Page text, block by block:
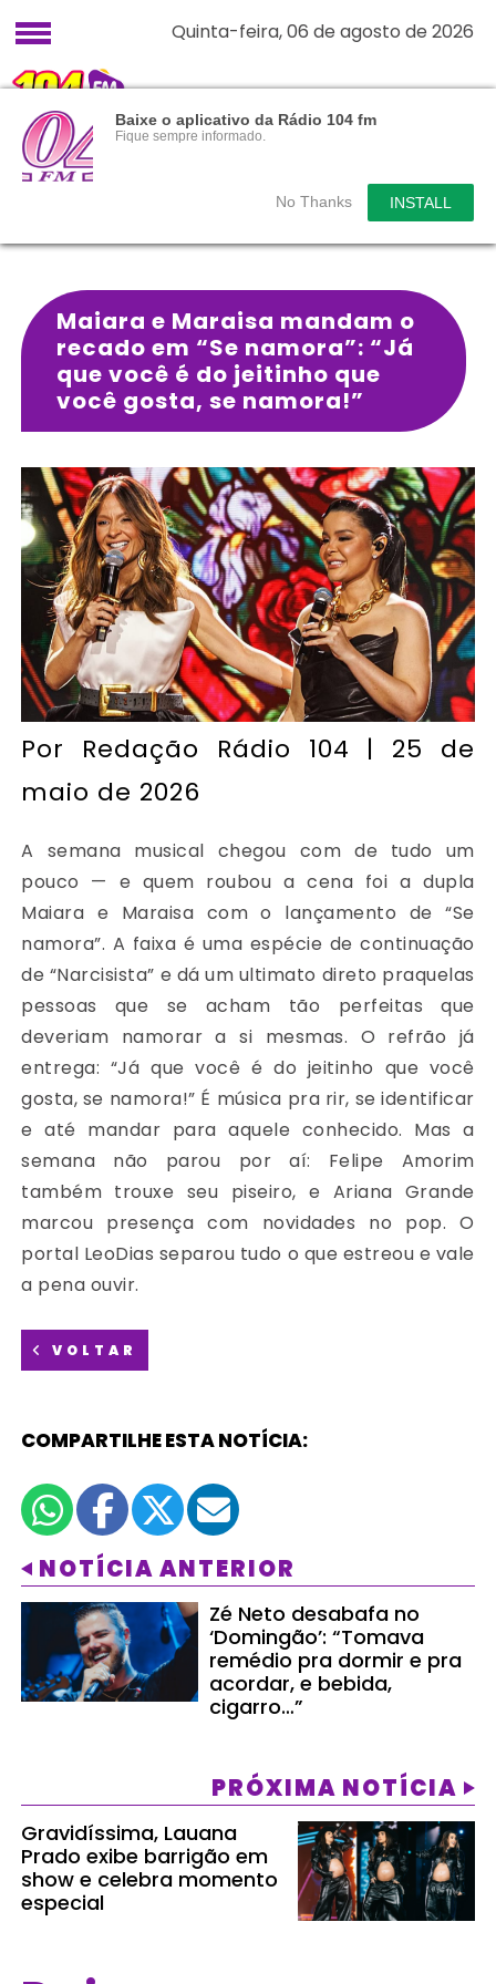
Baixe o aplicativo da Rádio 104 fm
Fique sempre informado.
No Thanks INSTALL
Quinta-feira, 06 de agosto de 2026
Maiara e Maraisa mandam o
recado em “Se namora”: “Já
que você é do jeitinho que
você gosta, se namora!”
Por Redação Rádio 104 | 25 de
maio de 2026
A semana musical chegou com de tudo um
pouco — e quem roubou a cena foi a dupla
Maiara e Maraisa com o lançamento de “Se
namora”. A faixa é uma espécie de continuação
de “Narcisista” e dá um ultimato direto praquelas
pessoas que se acham tão perfeitas que
deveriam namorar a si mesmas. O refrão já
entrega: “Já que você é do jeitinho que você
gosta, se namora!” É música pra rir, se identificar
e até mandar para aquele conhecido. Mas a
semana não parou por aí: Felipe Amorim
também trouxe seu piseiro, e Ariana Grande
marcou presença com novidades no pop. O
portal LeoDias separou tudo o que estreou e vale
a pena ouvir.
VOLTAR
COMPARTILHE ESTA NOTÍCIA:
NOTÍCIA ANTERIOR
Zé Neto desabafa no
‘Domingão’: “Tomava
remédio pra dormir e pra
acordar, e bebida,
cigarro…”
PRÓXIMA NOTÍCIA
Gravidíssima, Lauana
Prado exibe barrigão em
show e celebra momento
especial